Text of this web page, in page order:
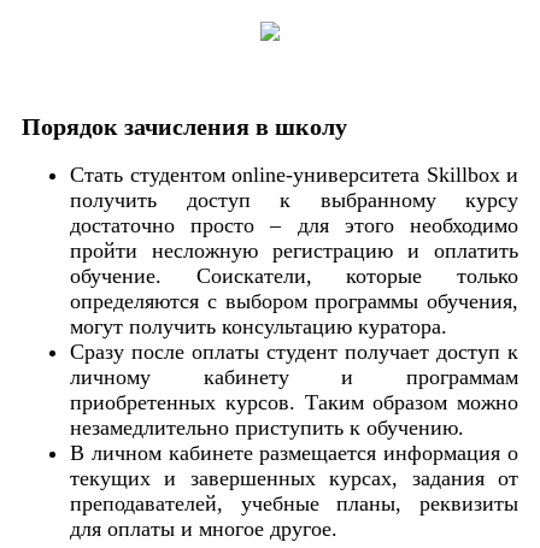
Порядок зачисления в школу
Стать студентом online-университета Skillbox и
получить доступ к выбранному курсу
достаточно просто – для этого необходимо
пройти несложную регистрацию и оплатить
обучение. Соискатели, которые только
определяются с выбором программы обучения,
могут получить консультацию куратора.
Сразу после оплаты студент получает доступ к
личному кабинету и программам
приобретенных курсов. Таким образом можно
незамедлительно приступить к обучению.
В личном кабинете размещается информация о
текущих и завершенных курсах, задания от
преподавателей, учебные планы, реквизиты
для оплаты и многое другое.